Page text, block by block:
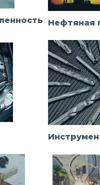
Нефтяная